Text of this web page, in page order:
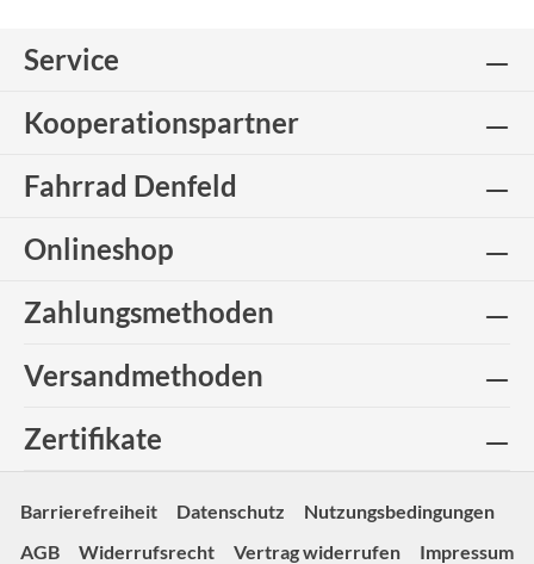
Service
Kooperationspartner
Fahrrad Denfeld
Onlineshop
Zahlungsmethoden
Versandmethoden
Zertifikate
Barrierefreiheit Datenschutz
Nutzungsbedingungen
AGB
Widerrufsrecht Vertrag widerrufen Impressum